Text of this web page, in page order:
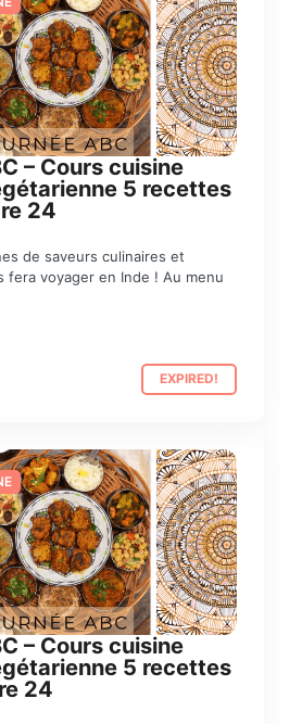
– Cours cuisine
5 recettes
24
de saveurs culinaires et
fera voyager en Inde ! Au menu
EXPIRED!
– Cours cuisine
5 recettes
24